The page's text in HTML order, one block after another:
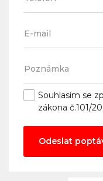
Souhlasím se
zákona č.101/
Odeslat